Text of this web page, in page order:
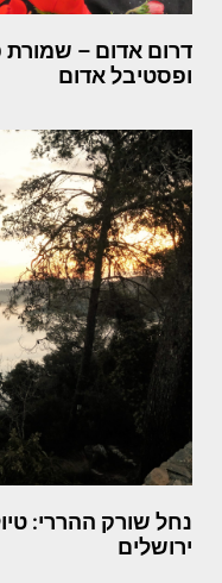
דרום אדום – שמורת
ופסטיבל אדום
נחל שורק ההררי:
ירושלים